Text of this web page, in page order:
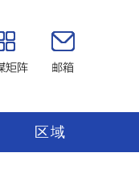
区域